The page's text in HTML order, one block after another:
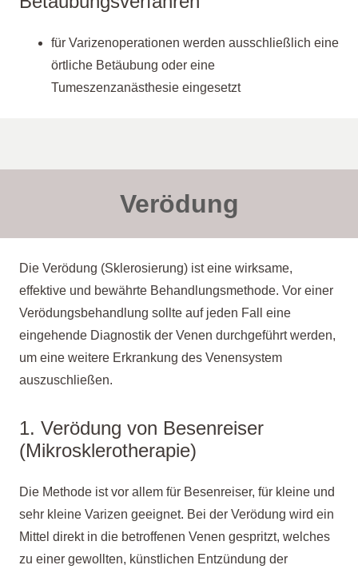
für Varizenoperationen werden ausschließlich eine
örtliche Betäubung oder eine
Tumeszenzanästhesie eingesetzt
Verödung
Die Verödung (Sklerosierung) ist eine wirksame,
effektive und bewährte Behandlungsmethode. Vor einer
Verödungsbehandlung sollte auf jeden Fall eine
eingehende Diagnostik der Venen durchgeführt werden,
um eine weitere Erkrankung des Venensystem
auszuschließen.
1. Verödung von Besenreiser
(Mikrosklerotherapie)
Die Methode ist vor allem für Besenreiser, für kleine und
sehr kleine Varizen geeignet. Bei der Verödung wird ein
Mittel direkt in die betroffenen Venen gespritzt, welches
zu einer gewollten, künstlichen Entzündung der